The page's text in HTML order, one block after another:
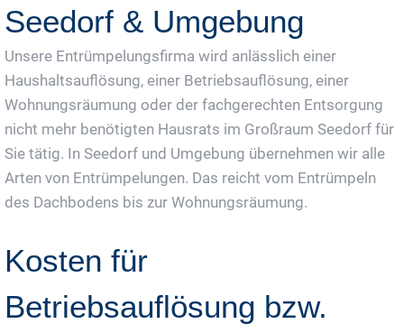
Seedorf & Umgebung
Unsere Entrümpelungsfirma wird anlässlich einer
Haushaltsauflösung, einer Betriebsauflösung, einer
Wohnungsräumung oder der fachgerechten Entsorgung
nicht mehr benötigten Hausrats im Großraum Seedorf für
Sie tätig. In Seedorf und Umgebung übernehmen wir alle
Arten von Entrümpelungen. Das reicht vom Entrümpeln
des Dachbodens bis zur Wohnungsräumung.
Kosten für
Betriebsauflösung bzw.